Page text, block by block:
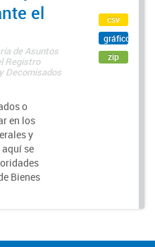
el
de Asuntos
Registro
Decomisados
o
en los
y
se
Bienes
csv
gráfico
zip